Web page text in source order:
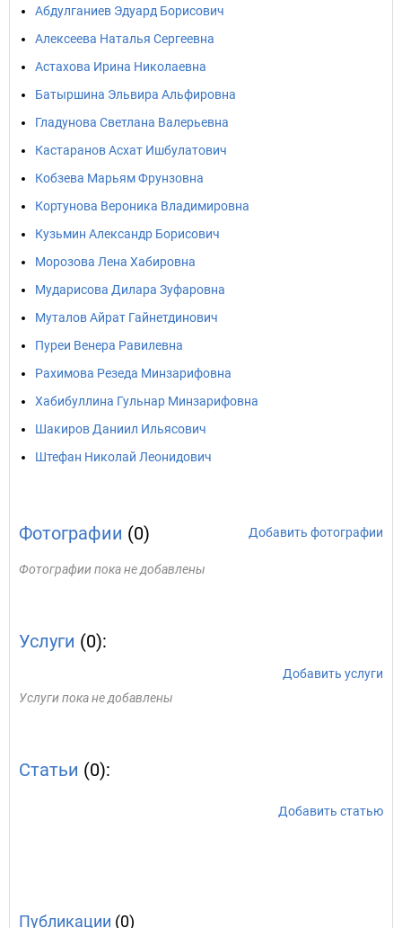
Абдулганиев Эдуард Борисович
Алексеева Наталья Сергеевна
Астахова Ирина Николаевна
Батыршина Эльвира Альфировна
Гладунова Светлана Валерьевна
Кастаранов Асхат Ишбулатович
Кобзева Марьям Фрунзовна
Кортунова Вероника Владимировна
Кузьмин Александр Борисович
Морозова Лена Хабировна
Мударисова Дилара Зуфаровна
Муталов Айрат Гайнетдинович
Пуреи Венера Равилевна
Рахимова Резеда Минзарифовна
Хабибуллина Гульнар Минзарифовна
Шакиров Даниил Ильясович
Штефан Николай Леонидович
Фотографии (0) Добавить фотографии
Фотографии пока не добавлены
Услуги (0):
Добавить услуги
Услуги пока не добавлены
Статьи (0):
Добавить статью
Публикации (0)